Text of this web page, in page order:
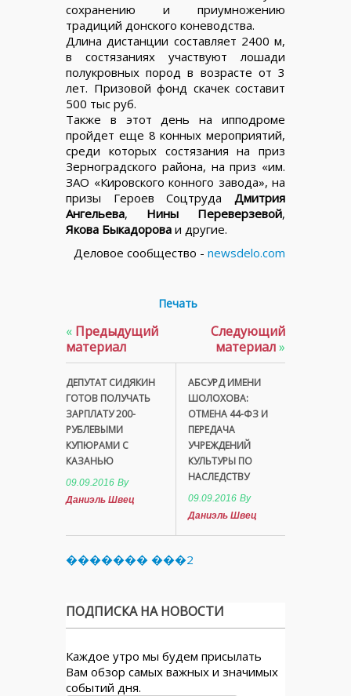
сохранению и приумножению
традиций донского коневодства.
Длина дистанции составляет 2400 м,
в состязаниях участвуют лошади
полукровных пород в возрасте от 3
лет. Призовой фонд скачек составит
500 тыс руб.
Также в этот день на ипподроме
пройдет еще 8 конных мероприятий,
среди которых состязания на приз
Зерноградского района, на приз «им.
ЗАО «Кировского конного завода», на
призы Героев Соцтруда Дмитрия
Ангельева, Нины Переверзевой,
Якова Быкадорова и другие.
Деловое сообщество - newsdelo.com
Печать
« Предыдущий
материал
ДЕПУТАТ СИДЯКИН
ГОТОВ ПОЛУЧАТЬ
ЗАРПЛАТУ 200-
РУБЛЕВЫМИ
КУПЮРАМИ С
КАЗАНЬЮ
09.09.2016 By
Даниэль Швец
Следующий
материал»
АБСУРД ИМЕНИ
ШОЛОХОВА:
ОТМЕНА 44-ФЗ И
ПЕРЕДАЧА
УЧРЕЖДЕНИЙ
КУЛЬТУРЫ ПО
НАСЛЕДСТВУ
09.09.2016 By
Даниэль Швец
������� ���2
ПОДПИСКА НА НОВОСТИ
Каждое утро мы будем присылать
Вам обзор самых важных и значимых
событий дня.